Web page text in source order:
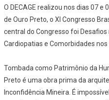
O DECAGE realizou nos dias 07
de Ouro Preto, o XI Congresso
central do Congresso foi
Cardiopatias e Comorbidades nos
Tombada como Patrimônio da
Preto é uma obra prima da
Inconfidência Mineira. É